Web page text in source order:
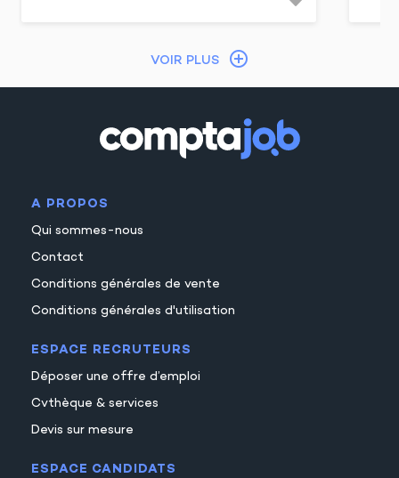
VOIR PLUS
A PROPOS
Qui sommes-nous
Contact
Conditions générales de vente
Conditions générales d'utilisation
ESPACE RECRUTEURS
Déposer une offre d’emploi
Cvthèque & services
Devis sur mesure
ESPACE CANDIDATS